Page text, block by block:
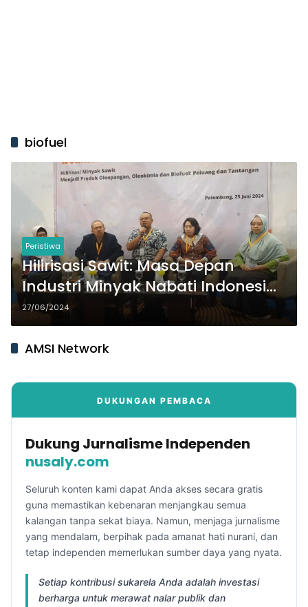
biofuel
Peristiwa
Hilirisasi Sawit: Masa Depan
Industri Minyak Nabati Indonesia,
Menggeser Petrokimia dan
Kampanye Negatif
27/06/2024
AMSI Network
DUKUNGAN PEMBACA
Dukung Jurnalisme Independen
nusaly.com
Seluruh konten kami dapat Anda akses secara gratis
guna memastikan kebenaran menjangkau semua
kalangan tanpa sekat biaya. Namun, menjaga jurnalisme
yang mendalam, berpihak pada amanat hati nurani, dan
tetap independen memerlukan sumber daya yang nyata.
Setiap kontribusi sukarela Anda adalah investasi
berharga untuk merawat nalar publik dan